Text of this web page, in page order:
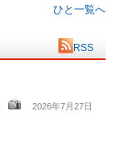
ひと一覧へ
RSS
2026年7月27日